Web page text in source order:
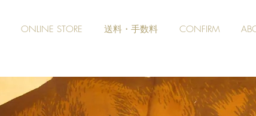
ONLINE STORE 送料・手数料 CONFIRM